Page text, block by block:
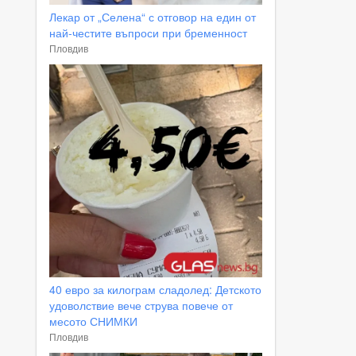
Лекар от „Селена“ с отговор на един от
най-честите въпроси при бременност
Пловдив
40 евро за килограм сладолед: Детското
удоволствие вече струва повече от
месото СНИМКИ
Пловдив